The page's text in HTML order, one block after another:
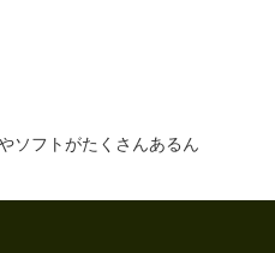
ソフトがたくさんあるん